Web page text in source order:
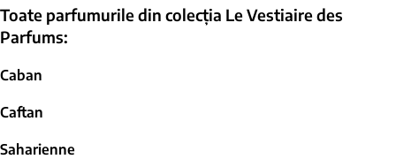
Toate parfumurile din colecția Le Vestiaire des
Parfums:
Caban
Caftan
Saharienne